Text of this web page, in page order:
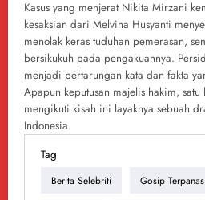
Kasus yang menjerat Nikita Mirzani
kesaksian dari Melvina Husyanti
menolak keras tuduhan pemerasan,
bersikukuh pada pengakuannya.
menjadi pertarungan kata dan fakta
Apapun keputusan majelis hakim,
mengikuti kisah ini layaknya sebuah
Indonesia.
Tag
Berita Selebriti Gosip Terpanas